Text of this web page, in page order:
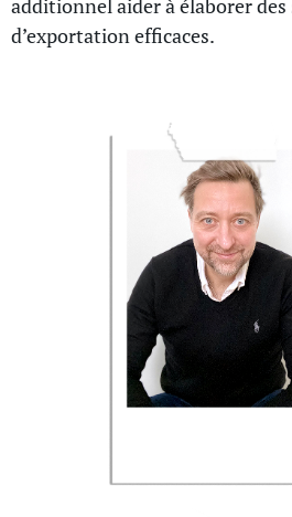
additionnel aider à élaborer des
d’exportation efficaces.